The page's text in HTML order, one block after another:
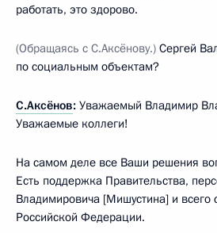
работать, это здорово.
(Обращаясь с С.Аксёнову.) Сергей
по социальным объектам?
С.Аксёнов: Уважаемый Владимир
Уважаемые коллеги!
На самом деле все Ваши решения
Есть поддержка Правительства,
Владимировича [Мишустина] и всего
Российской Федерации.